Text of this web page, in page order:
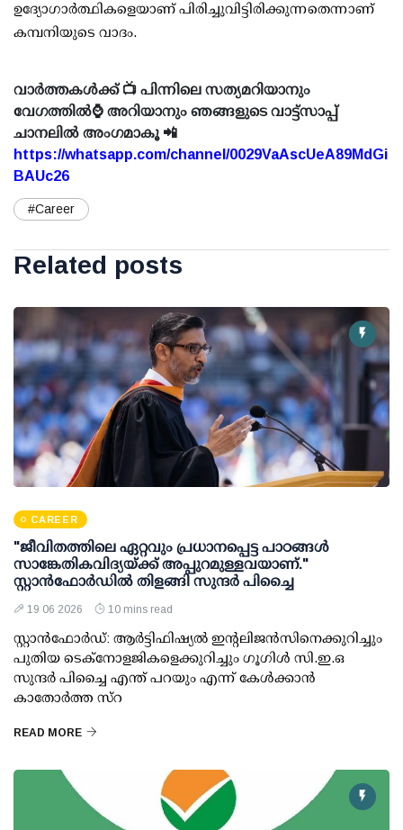
ഉദ്യോഗാര്‍ത്ഥികളെയാണ് പിരിച്ചുവിട്ടിരിക്കുന്നതെന്നാണ്
കമ്പനിയുടെ വാദം.
വാർത്തകൾക്ക് 📺 പിന്നിലെ സത്യമറിയാനും
വേഗത്തിൽ⌚ അറിയാനും ഞങ്ങളുടെ വാട്ട്സാപ്പ്
ചാനലിൽ അംഗമാകൂ 📲
https://whatsapp.com/channel/0029VaAscUeA89MdGi
BAUc26
#Career
Related posts
CAREER
"ജീവിതത്തിലെ ഏറ്റവും പ്രധാനപ്പെട്ട പാഠങ്ങൾ
സാങ്കേതികവിദ്യയ്ക്ക് അപ്പുറമുള്ളവയാണ്."
സ്റ്റാൻഫോർഡിൽ തിളങ്ങി സുന്ദർ പിച്ചൈ
19 06 2026 10 mins read
സ്റ്റാൻഫോർഡ്: ആർട്ടിഫിഷ്യൽ ഇന്റലിജൻസിനെക്കുറിച്ചും
പുതിയ ടെക്നോളജികളെക്കുറിച്ചും ഗൂഗിൾ സി.ഇ.ഒ
സുന്ദർ പിച്ചൈ എന്ത് പറയും എന്ന് കേൾക്കാൻ
കാതോർത്ത സ്റ
READ MORE